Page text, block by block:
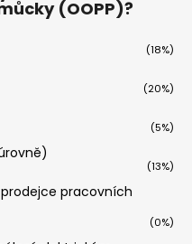
(OOPP)?
(18%)
(20%)
(5%)
(13%)
pracovních
(0%)